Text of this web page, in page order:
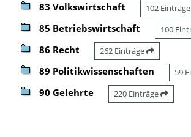
83 Volkswirtschaft 102 Einträge
85 Betriebswirtschaft 100
86 Recht 262 Einträge
89 Politikwissenschaften 59
90 Gelehrte 220 Einträge